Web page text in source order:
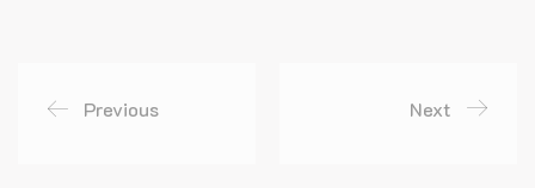
Previous Next